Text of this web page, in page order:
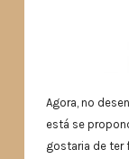
Agora, no
está se
gostaria de ter